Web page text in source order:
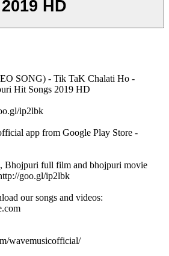
2019 HD
SONG) - Tik TaK Chalati Ho -
Hit Songs 2019 HD
ip2lbk
app from Google Play Store -
Bhojpuri full film and bhojpuri movie
goo.gl/ip2lbk
our songs and videos:
wavemusicofficial/